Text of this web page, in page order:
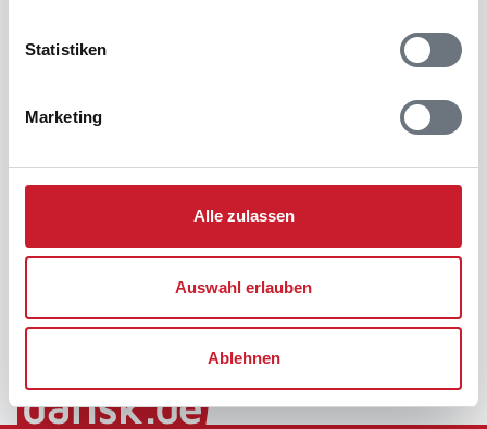
Statistiken
Marketing
Alle zulassen
Auswahl erlauben
Ablehnen